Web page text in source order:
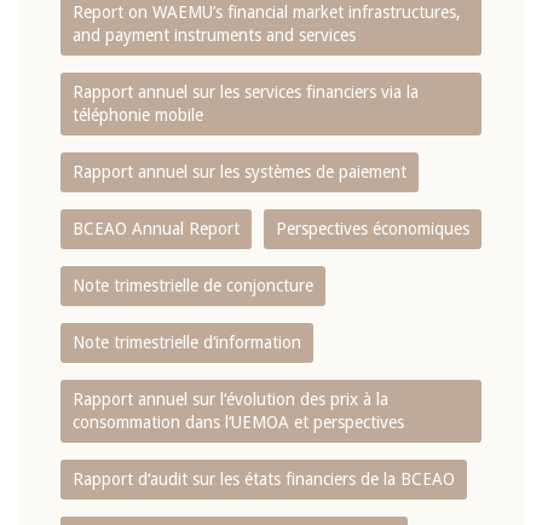
Report on WAEMU’s financial market infrastructures,
and payment instruments and services
Rapport annuel sur les services financiers via la
téléphonie mobile
Rapport annuel sur les systèmes de paiement
BCEAO Annual Report Perspectives économiques
Note trimestrielle de conjoncture
Note trimestrielle d‘information
Rapport annuel sur l‘évolution des prix à la
consommation dans l‘UEMOA et perspectives
Rapport d‘audit sur les états financiers de la BCEAO